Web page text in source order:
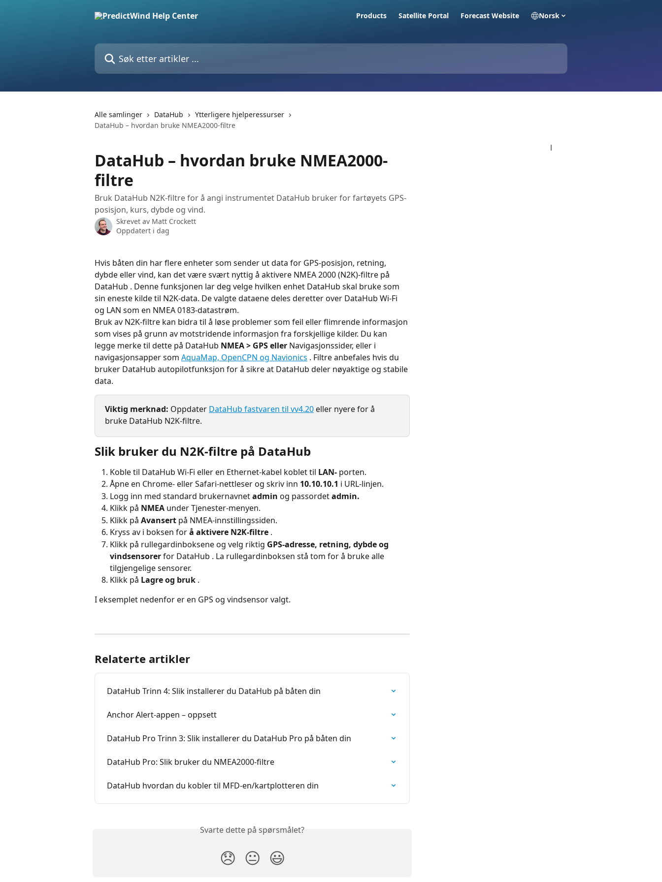
Products Satellite Portal Forecast Website Norsk
Søk etter artikler ...
Alle samlinger DataHub
Ytterligere hjelperessurser
DataHub – hvordan bruke NMEA2000-filtre
DataHub – hvordan bruke NMEA2000-
filtre
Bruk DataHub N2K-filtre for å angi instrumentet DataHub bruker for fartøyets GPS-
posisjon, kurs, dybde og vind.
Skrevet av Matt Crockett
Oppdatert i dag
Hvis båten din har flere enheter som sender ut data for GPS-posisjon, retning,
dybde eller vind, kan det være svært nyttig å aktivere NMEA 2000 (N2K)-filtre på
DataHub . Denne funksjonen lar deg velge hvilken enhet DataHub skal bruke som
sin eneste kilde til N2K-data. De valgte dataene deles deretter over DataHub Wi-Fi
og LAN som en NMEA 0183-datastrøm.
Bruk av N2K-filtre kan bidra til å løse problemer som feil eller flimrende informasjon
som vises på grunn av motstridende informasjon fra forskjellige kilder. Du kan
legge merke til dette på DataHub NMEA > GPS eller Navigasjonssider, eller i
navigasjonsapper som AquaMap, OpenCPN og Navionics . Filtre anbefales hvis du
bruker DataHub autopilotfunksjon for å sikre at DataHub deler nøyaktige og stabile
data.
Viktig merknad: Oppdater DataHub fastvaren til vv4.20 eller nyere for å
bruke DataHub N2K-filtre.
Slik bruker du N2K-filtre på DataHub
Koble til DataHub Wi-Fi eller en Ethernet-kabel koblet til LAN- porten.
Åpne en Chrome- eller Safari-nettleser og skriv inn 10.10.10.1 i URL-linjen.
Logg inn med standard brukernavnet admin og passordet admin.
Klikk på NMEA under Tjenester-menyen.
Klikk på Avansert på NMEA-innstillingssiden.
Kryss av i boksen for å aktivere N2K-filtre .
Klikk på rullegardinboksene og velg riktig GPS-adresse, retning, dybde og
vindsensorer for DataHub . La rullegardinboksen stå tom for å bruke alle
tilgjengelige sensorer.
Klikk på Lagre og bruk .
I eksemplet nedenfor er en GPS og vindsensor valgt.
Relaterte artikler
DataHub Trinn 4: Slik installerer du DataHub på båten din
Anchor Alert-appen – oppsett
DataHub Pro Trinn 3: Slik installerer du DataHub Pro på båten din
DataHub Pro: Slik bruker du NMEA2000-filtre
DataHub hvordan du kobler til MFD-en/kartplotteren din
Svarte dette på spørsmålet?
😞 😐 😃